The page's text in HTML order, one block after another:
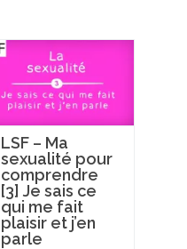
LSF – Ma
sexualité pour
comprendre
[3] Je sais ce
qui me fait
plaisir et j’en
parle